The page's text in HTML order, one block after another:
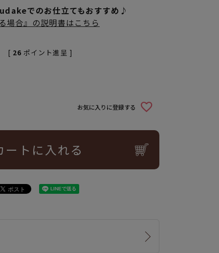
でのお仕立てもおすすめ♪
場合』の説明書はこちら
[ 26 ポイント進呈 ]
お気に入りに登録する
ートに入れる